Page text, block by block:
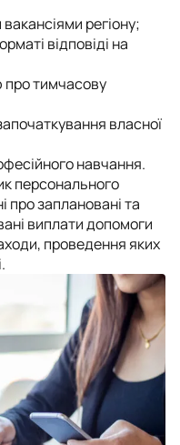
регіону;
відповіді на
про тимчасову
власної
навчання.
персонального
про заплановані та
виплати допомоги
проведення яких